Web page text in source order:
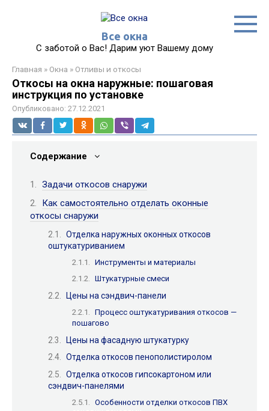
Все окна
С заботой о Вас! Дарим уют Вашему дому
Главная » Окна » Отливы и откосы
Откосы на окна наружные: пошаговая
инструкция по установке
Опубликовано: 27.12.2021
Содержание
Задачи откосов снаружи
Как самостоятельно отделать оконные
откосы снаружи
Отделка наружных оконных откосов
оштукатуриванием
Инструменты и материалы
Штукатурные смеси
Цены на сэндвич-панели
Процесс оштукатуривания откосов —
пошагово
Цены на фасадную штукатурку
Отделка откосов пенополистиролом
Отделка откосов гипсокартоном или
сэндвич-панелями
Особенности отделки откосов ПВХ